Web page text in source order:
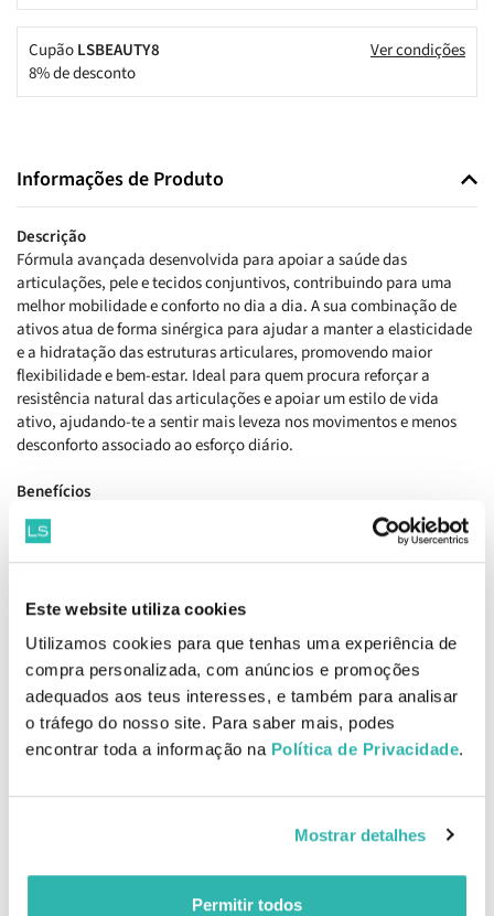
Este website utiliza cookies
Utilizamos cookies para que tenhas uma experiência de
compra personalizada, com anúncios e promoções
adequados aos teus interesses, e também para analisar
o tráfego do nosso site. Para saber mais, podes
encontrar toda a informação na Política de Privacidade.
Mostrar detalhes
Permitir todos
CupãoLSBEAUTY8
8% de desconto
Ver condições
Informações de Produto
Descrição
Fórmula avançada desenvolvida para apoiar a saúde das
articulações, pele e tecidos conjuntivos, contribuindo para uma
melhor mobilidade e conforto no dia a dia. A sua combinação de
ativos atua de forma sinérgica para ajudar a manter a elasticidade
e a hidratação das estruturas articulares, promovendo maior
flexibilidade e bem-estar. Ideal para quem procura reforçar a
resistência natural das articulações e apoiar um estilo de vida
ativo, ajudando-te a sentir mais leveza nos movimentos e menos
desconforto associado ao esforço diário.
Benefícios
Ajuda a manter a hidratação e elasticidade das articulações,
contribuindo para um movimento mais suave e confortável. Apoia
a saúde dos tecidos conjuntivos, incluindo cartilagens e pele,
para a melhoria da mobilidade e flexibilidade, ajudando a reduzir a
sensação de rigidez. Favorece o conforto articular em situações de
esforço físico ou desgaste natural. Apoia o bem-estar geral,
ajudando-te a manter um estilo de vida mais ativo e equilibrado.
Como tomar
Tomar 2 cápsulas, 1 a 2 vezes por dia, com as refeições.
Composição
(a partir de Hialuronato de Sódio) - 100mg, Metilsulfonilmetano